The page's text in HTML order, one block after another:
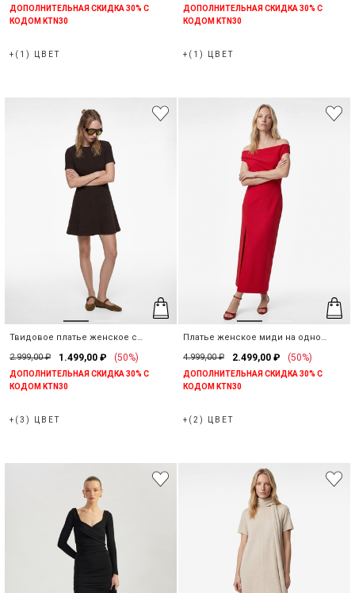
ДОПОЛНИТЕЛЬНАЯ СКИДКА 30% С
КОДОМ KTN30
+(1) ЦВЕТ
ДОПОЛНИТЕЛЬНАЯ СКИДКА 30% С
КОДОМ KTN30
+(1) ЦВЕТ
Твидовое платье женское с
2.999,00 ₽ 1.499,00 ₽ (50%)
ДОПОЛНИТЕЛЬНАЯ СКИДКА 30% С
КОДОМ KTN30
+(3) ЦВЕТ
Платье женское миди на одно
4.999,00 ₽ 2.499,00 ₽ (50%)
ДОПОЛНИТЕЛЬНАЯ СКИДКА 30% С
КОДОМ KTN30
+(2) ЦВЕТ
Наши магазины
Вы можете найти нужный магазин KOTON, выбрав
информацию о стране и городе.